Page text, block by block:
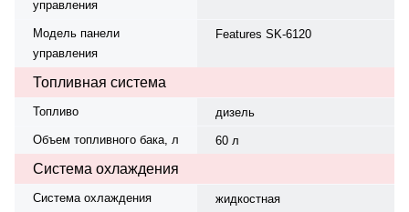
управления
Модель панели
управления
Features SK-6120
Топливная система
Топливо
дизель
Объем топливного бака, л
60 л
Система охлаждения
Система охлаждения жидкостная